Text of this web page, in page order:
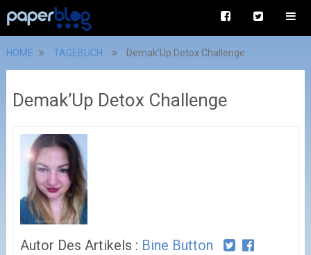
HOME TAGEBUCH Demak’Up Detox Challenge
Demak’Up Detox Challenge
Autor Des Artikels : Bine Button